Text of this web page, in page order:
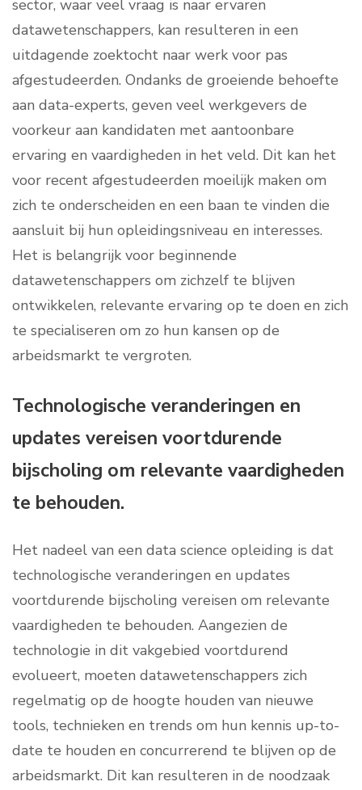
sector, waar veel vraag is naar ervaren
datawetenschappers, kan resulteren in een
uitdagende zoektocht naar werk voor pas
afgestudeerden. Ondanks de groeiende behoefte
aan data-experts, geven veel werkgevers de
voorkeur aan kandidaten met aantoonbare
ervaring en vaardigheden in het veld. Dit kan het
voor recent afgestudeerden moeilijk maken om
zich te onderscheiden en een baan te vinden die
aansluit bij hun opleidingsniveau en interesses.
Het is belangrijk voor beginnende
datawetenschappers om zichzelf te blijven
ontwikkelen, relevante ervaring op te doen en zich
te specialiseren om zo hun kansen op de
arbeidsmarkt te vergroten.
Technologische veranderingen en
updates vereisen voortdurende
bijscholing om relevante vaardigheden
te behouden.
Het nadeel van een data science opleiding is dat
technologische veranderingen en updates
voortdurende bijscholing vereisen om relevante
vaardigheden te behouden. Aangezien de
technologie in dit vakgebied voortdurend
evolueert, moeten datawetenschappers zich
regelmatig op de hoogte houden van nieuwe
tools, technieken en trends om hun kennis up-to-
date te houden en concurrerend te blijven op de
arbeidsmarkt. Dit kan resulteren in de noodzaak